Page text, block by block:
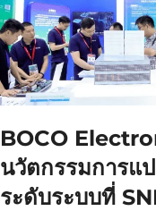
BOCO
นวัตกรรมการแ
ระดับระบบที่